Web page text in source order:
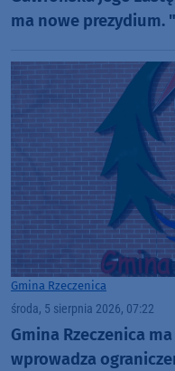
ma nowe prezydium.
Gmina Rzeczenica
środa, 5 sierpnia 2026, 07:22
Gmina Rzeczenica
wprowadza